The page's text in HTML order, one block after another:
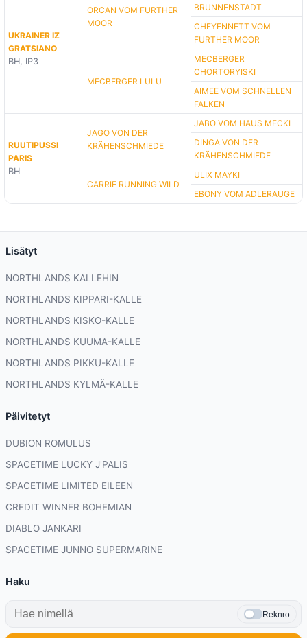
UKRAINER IZ
GRATSIANO
BH, IP3
ORCAN VOM FURTHER
MOOR
BRUNNENSTADT
CHEYENNETT VOM
FURTHER MOOR
MECBERGER LULU
MECBERGER
CHORTORYISKI
AIMEE VOM SCHNELLEN
FALKEN
RUUTIPUSSI
PARIS
BH
JAGO VON DER
KRÄHENSCHMIEDE
JABO VOM HAUS MECKI
DINGA VON DER
KRÄHENSCHMIEDE
CARRIE RUNNING WILD
ULIX MAYKI
EBONY VOM ADLERAUGE
Lisätyt
NORTHLANDS KALLEHIN
NORTHLANDS KIPPARI-KALLE
NORTHLANDS KISKO-KALLE
NORTHLANDS KUUMA-KALLE
NORTHLANDS PIKKU-KALLE
NORTHLANDS KYLMÄ-KALLE
Päivitetyt
DUBION ROMULUS
SPACETIME LUCKY J'PALIS
SPACETIME LIMITED EILEEN
CREDIT WINNER BOHEMIAN
DIABLO JANKARI
SPACETIME JUNNO SUPERMARINE
Haku
Reknro